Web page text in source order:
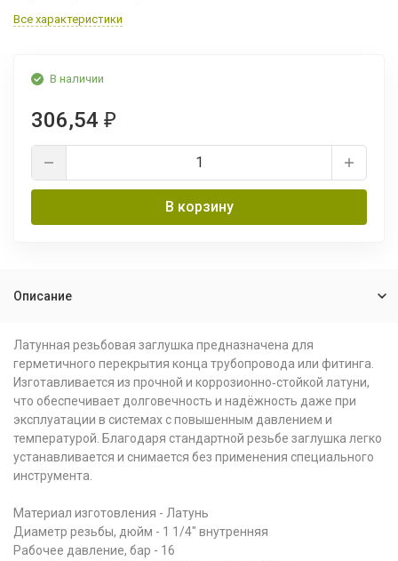
Все характеристики
В наличии
306,54 ₽
В корзину
Описание
Латунная резьбовая заглушка предназначена для
герметичного перекрытия конца трубопровода или фитинга.
Изготавливается из прочной и коррозионно‑стойкой латуни,
что обеспечивает долговечность и надёжность даже при
эксплуатации в системах с повышенным давлением и
температурой. Благодаря стандартной резьбе заглушка легко
устанавливается и снимается без применения специального
инструмента.
Материал изготовления - Латунь
Диаметр резьбы, дюйм - 1 1/4" внутренняя
Рабочее давление, бар - 16